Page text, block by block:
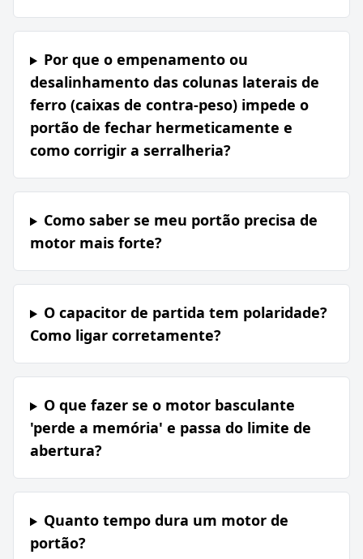
Por que o empenamento ou
desalinhamento das colunas laterais de
ferro (caixas de contra-peso) impede o
portão de fechar hermeticamente e
como corrigir a serralheria?
Como saber se meu portão precisa de
motor mais forte?
O capacitor de partida tem polaridade?
Como ligar corretamente?
O que fazer se o motor basculante
'perde a memória' e passa do limite de
abertura?
Quanto tempo dura um motor de
portão?